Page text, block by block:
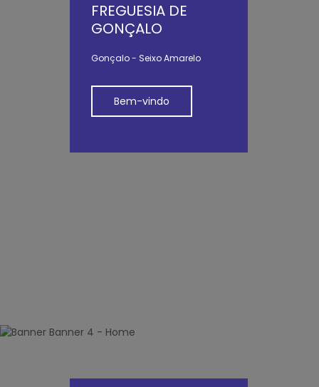
FREGUESIA DE
GONÇALO
Gonçalo - Seixo Amarelo
Bem-vindo